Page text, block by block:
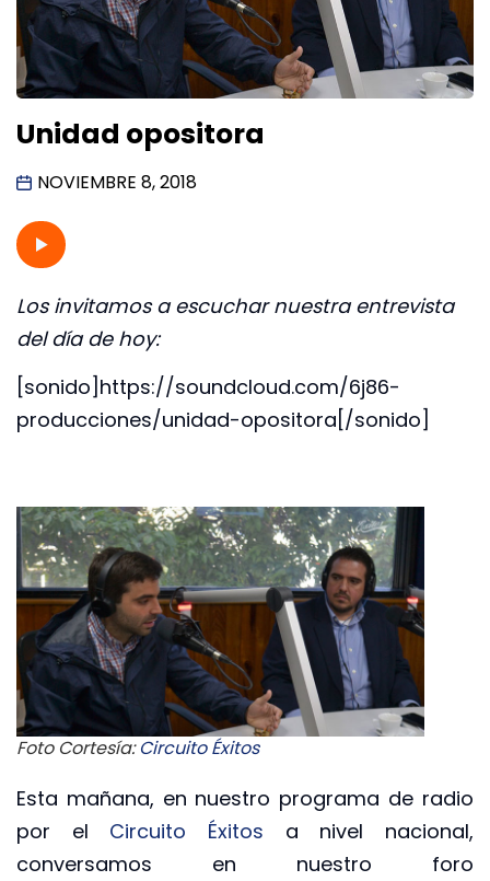
Unidad opositora
NOVIEMBRE 8, 2018
Los invitamos a escuchar nuestra entrevista
del día de hoy:
[sonido]https://soundcloud.com/6j86-
producciones/unidad-opositora[/sonido]
Foto Cortesía:Circuito Éxitos
Esta mañana, en nuestro programa de radio
por el Circuito Éxitos a nivel nacional,
conversamos en nuestro foro